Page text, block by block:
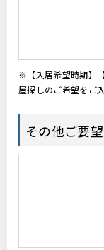
※【入居希望時期】
屋探しのご希望をご
その他ご要望